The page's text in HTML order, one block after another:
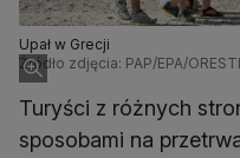
Upał w Grecji
Źródło zdjęcia: PAP/EPA/
Turyści z różnych
sposobami na